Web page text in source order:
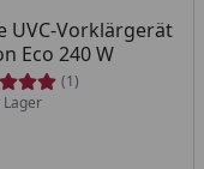
UVC-Vorklärgerät
Eco 240 W
(1)
am Lager
Lager